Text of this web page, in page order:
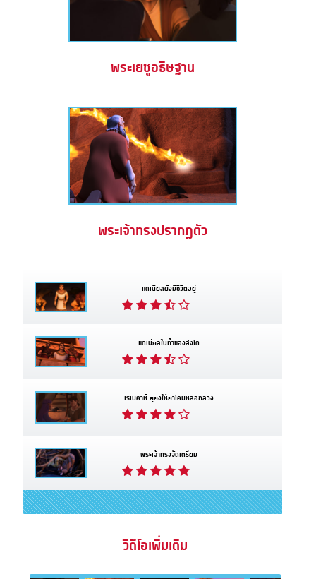
พระเยซูอธิษฐาน
พระเจ้าทรงปรากฏตัว
แดเนียลยังมีชีวิตอยู่
แดเนียลในถ้ำของสิงโต
เรเบคาห์ ยุยงให้ยาโคบหลอกลวง
พระเจ้าทรงจัดเตรียม
วิดีโอเพิ่มเติม